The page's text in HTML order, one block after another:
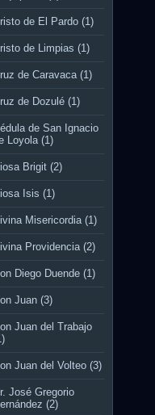
de El Pardo (1)
de Limpias (1)
de Caravaca (1)
de Dozulé (1)
de San Ignacio
Loyola (1)
Brigit (2)
Isis (1)
Misericordia (1)
Providencia (2)
Diego Duende (1)
Juan (3)
Juan del Trabajo
Juan del Volteo (3)
José Gregorio
(2)